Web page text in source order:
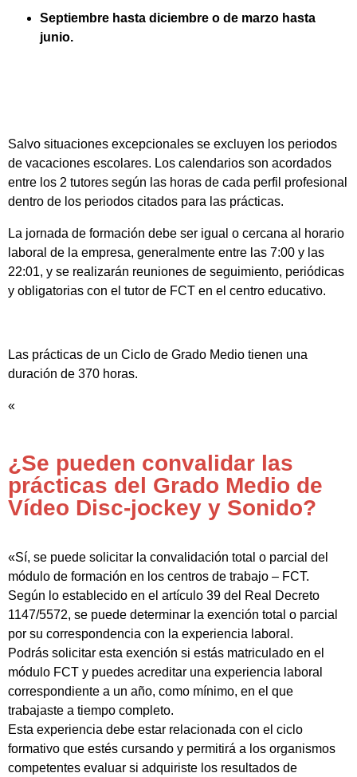
Septiembre hasta diciembre o de marzo hasta
junio.
Salvo situaciones excepcionales se excluyen los periodos
de vacaciones escolares. Los calendarios son acordados
entre los 2 tutores según las horas de cada perfil profesional
dentro de los periodos citados para las prácticas.
La jornada de formación debe ser igual o cercana al horario
laboral de la empresa, generalmente entre las 7:00 y las
22:01, y se realizarán reuniones de seguimiento, periódicas
y obligatorias con el tutor de FCT en el centro educativo.
Las prácticas de un Ciclo de Grado Medio tienen una
duración de 370 horas.
«
¿Se pueden convalidar las
prácticas del Grado Medio de
Vídeo Disc-jockey y Sonido?
«Sí, se puede solicitar la convalidación total o parcial del
módulo de formación en los centros de trabajo – FCT.
Según lo establecido en el artículo 39 del Real Decreto
1147/5572, se puede determinar la exención total o parcial
por su correspondencia con la experiencia laboral.
Podrás solicitar esta exención si estás matriculado en el
módulo FCT y puedes acreditar una experiencia laboral
correspondiente a un año, como mínimo, en el que
trabajaste a tiempo completo.
Esta experiencia debe estar relacionada con el ciclo
formativo que estés cursando y permitirá a los organismos
competentes evaluar si adquiriste los resultados de